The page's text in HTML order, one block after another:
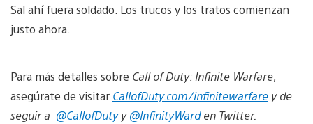
Sal ahí fuera soldado. Los trucos y los tratos comienzan
justo ahora.
Para más detalles sobre Call of Duty: Infinite Warfare,
asegúrate de visitar CallofDuty.com/infinitewarfare y de
seguir a @CallofDutyy@InfinityWarden Twitter.